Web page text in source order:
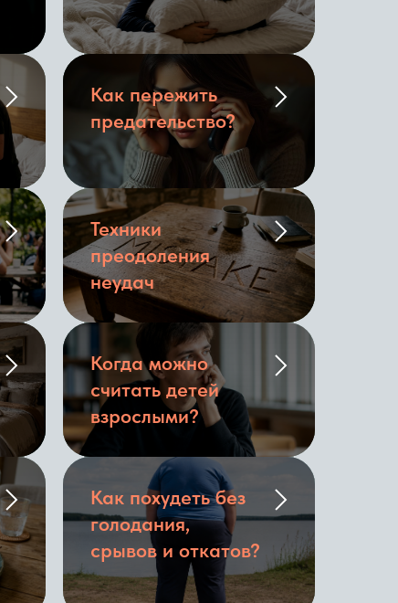
Как пережить
предательство?
Техники
преодоления
неудач
Когда можно
считать детей
взрослыми?
Как похудеть без
голодания,
срывов и откатов?